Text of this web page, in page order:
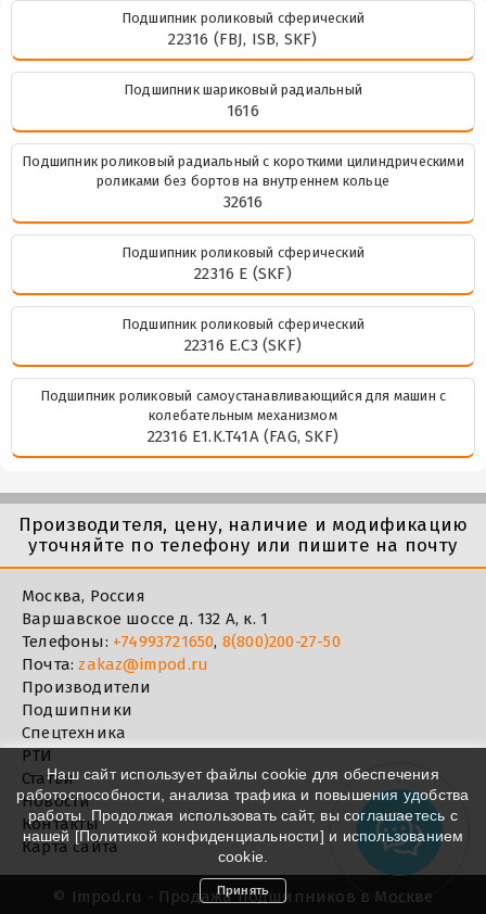
Подшипник роликовый сферический
22316 (FBJ, ISB, SKF)
Подшипник шариковый радиальный
1616
Подшипник роликовый радиальный с короткими цилиндрическими
роликами без бортов на внутреннем кольце
32616
Подшипник роликовый сферический
22316 E (SKF)
Подшипник роликовый сферический
22316 E.C3 (SKF)
Подшипник роликовый самоустанавливающийся для машин с
колебательным механизмом
22316 E1.K.T41A (FAG, SKF)
Производителя, цену, наличие и модификацию
уточняйте по телефону или пишите на почту
Москва, Россия
Варшавское шоссе д. 132 А, к. 1
Телефоны: +74993721650, 8(800)200-27-50
Почта:zakaz@impod.ru
Производители
Подшипники
Спецтехника
РТИ
Статьи
Новости
Контакты
Карта сайта
© Impod.ru - Продажа подшипников в Москве
Наш сайт использует файлы cookie для обеспечения
работоспособности, анализа трафика и повышения удобства
работы. Продолжая использовать сайт, вы соглашаетесь с
нашей [Политикой конфиденциальности] и использованием
cookie.
Принять